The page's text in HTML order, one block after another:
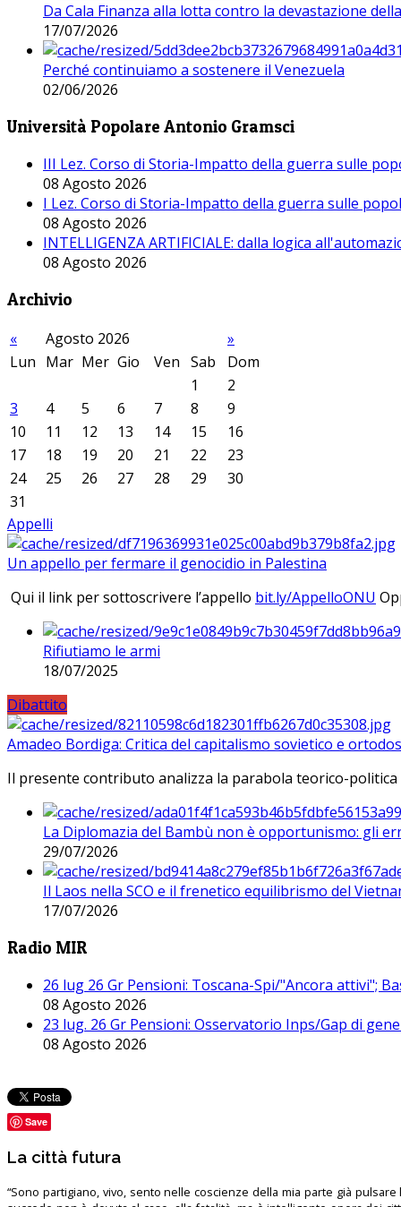
Da Cala Finanza alla lotta contro la devastazione
17/07/2026
Perché continuiamo a sostenere il Venezuela
02/06/2026
Università Popolare Antonio Gramsci
III Lez. Corso di Storia-Impatto della guerra sulle
08 Agosto 2026
I Lez. Corso di Storia-Impatto della guerra sulle
08 Agosto 2026
INTELLIGENZA ARTIFICIALE: dalla logica
08 Agosto 2026
Archivio
« Agosto 2026
»
Lun Mar Mer Gio Ven Sab
Dom
1
2
3
4 5 6 7 8
9
10
11 12 13 14 15
16
17
18 19 20 21 22
23
24
25 26 27 28 29
30
31
Appelli
Un appello per fermare il genocidio in Palestina
Qui il link per sottoscrivere l’appello bit.ly/AppelloONU
Rifiutiamo le armi
18/07/2025
Dibattito
Amadeo Bordiga: Critica del capitalismo sovietico e
Il presente contributo analizza la parabola teorico-
La Diplomazia del Bambù non è opportunismo: gli
29/07/2026
Il Laos nella SCO e il frenetico equilibrismo del
17/07/2026
Radio MIR
26 lug 26 Gr Pensioni: Toscana-Spi/"Ancora attivi";
08 Agosto 2026
23 lug. 26 Gr Pensioni: Osservatorio Inps/Gap di
08 Agosto 2026
Save
La città futura
“Sono partigiano, vivo, sento nelle coscienze della mia parte già pulsare